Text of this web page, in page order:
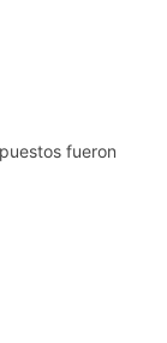
fueron